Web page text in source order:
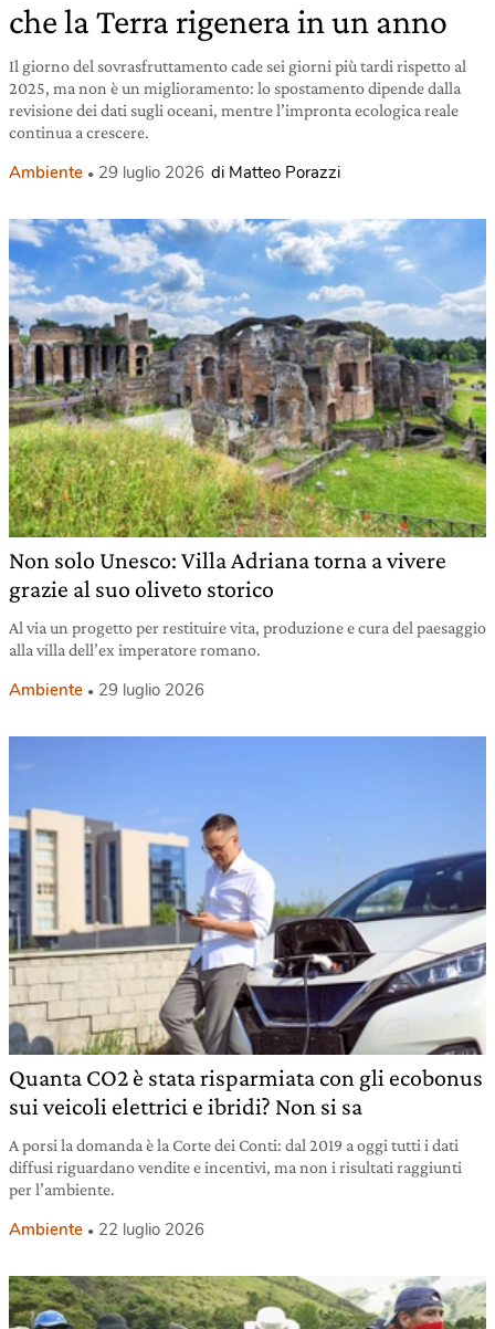
che la Terra rigenera in un anno
Il giorno del sovrasfruttamento cade sei giorni più tardi rispetto al
2025, ma non è un miglioramento: lo spostamento dipende dalla
revisione dei dati sugli oceani, mentre l’impronta ecologica reale
continua a crescere.
Ambiente 29 luglio 2026 di Matteo Porazzi
Non solo Unesco: Villa Adriana torna a vivere
grazie al suo oliveto storico
Al via un progetto per restituire vita, produzione e cura del paesaggio
alla villa dell’ex imperatore romano.
Ambiente 29 luglio 2026
Quanta CO2 è stata risparmiata con gli ecobonus
sui veicoli elettrici e ibridi? Non si sa
A porsi la domanda è la Corte dei Conti: dal 2019 a oggi tutti i dati
diffusi riguardano vendite e incentivi, ma non i risultati raggiunti
per l’ambiente.
Ambiente 22 luglio 2026